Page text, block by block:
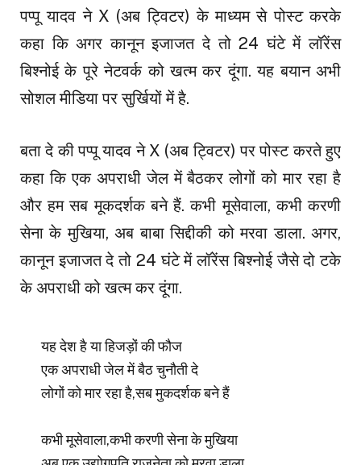
पप्पू यादव ने X (अब ट्विटर) के माध्यम से पोस्ट करके
कहा कि अगर कानून इजाजत दे तो 24 घंटे में लॉरेंस
बिश्नोई के पूरे नेटवर्क को खत्म कर दूंगा. यह बयान अभी
सोशल मीडिया पर सुर्खियों में है.
बता दे की पप्पू यादव ने X (अब ट्विटर) पर पोस्ट करते हुए
कहा कि एक अपराधी जेल में बैठकर लोगों को मार रहा है
और हम सब मूकदर्शक बने हैं. कभी मूसेवाला, कभी करणी
सेना के मुखिया, अब बाबा सिद्दीकी को मरवा डाला. अगर,
कानून इजाजत दे तो 24 घंटे में लॉरेंस बिश्नोई जैसे दो टके
के अपराधी को खत्म कर दूंगा.
यह देश है या हिजड़ों की फौज
एक अपराधी जेल में बैठ चुनौती दे
लोगों को मार रहा है,सब मुकदर्शक बने हैं
कभी मूसेवाला,कभी करणी सेना के मुखिया